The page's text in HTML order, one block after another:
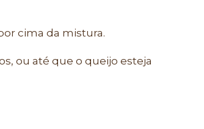
cima da mistura.
ou até que o queijo esteja